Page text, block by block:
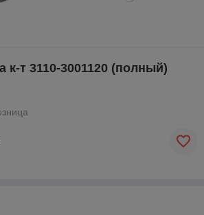
к-т 3110-3001120 (полный)